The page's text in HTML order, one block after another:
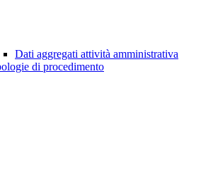
Dati aggregati attività amministrativa
di procedimento